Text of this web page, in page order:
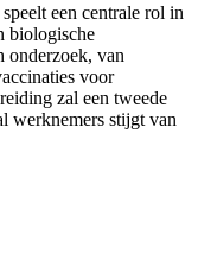
een centrale rol in
biologische
onderzoek, van
voor
zal een tweede
werknemers stijgt van